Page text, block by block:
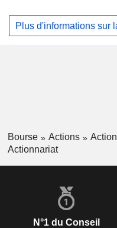
Plus d'informations sur
Bourse Actions
Actionnariat
N°1 du Conseil